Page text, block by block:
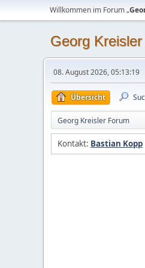
Willkommen im Forum „
Georg
08. August 2026, 05:13:19
Übersicht
Georg Kreisler Forum
Kontakt: Bastian Kopp